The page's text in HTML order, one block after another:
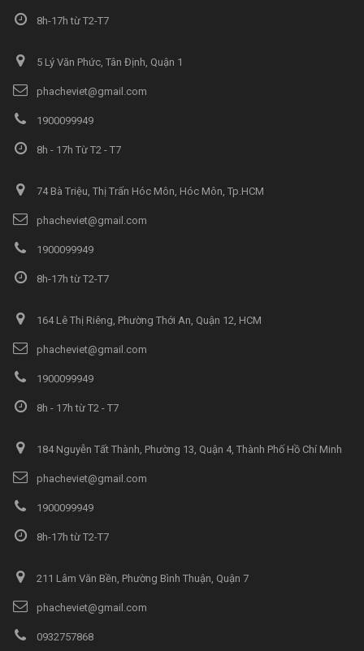
8h-17h từ T2-T7
5 Lý Văn Phức, Tân Định, Quận 1
phacheviet@gmail.com
1900099949
8h - 17h Từ T2 - T7
74 Bà Triệu, Thị Trấn Hóc Môn, Hóc Môn, Tp.HCM
phacheviet@gmail.com
1900099949
8h-17h từ T2-T7
164 Lê Thị Riêng, Phường Thới An, Quận 12, HCM
phacheviet@gmail.com
1900099949
8h - 17h từ T2 - T7
184 Nguyễn Tất Thành, Phường 13, Quận 4, Thành Phố Hồ Chí Minh
phacheviet@gmail.com
1900099949
8h-17h từ T2-T7
211 Lâm Văn Bền, Phường Bình Thuận, Quận 7
phacheviet@gmail.com
0932757868